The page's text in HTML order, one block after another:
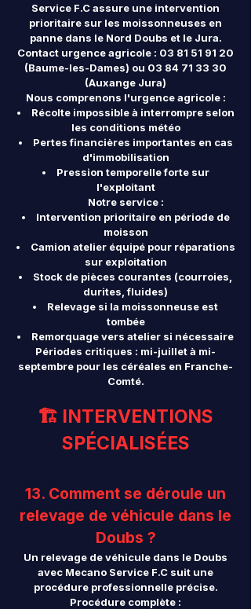
Service F.C assure une intervention
prioritaire sur les moissonneuses en
panne dans le Nord Doubs et le Jura.
Contact urgence agricole : 03 81 51 91 20
(Baume-les-Dames) ou 03 84 71 33 30
(Auxange Jura)
Nous comprenons l'urgence agricole :
Récolte impossible à interrompre selon
les conditions météo
Pertes financières importantes en cas
d'immobilisation
Pression temporelle forte sur
l'exploitant
Notre service :
Intervention prioritaire en période de
moisson
Camion atelier équipé pour réparations
sur exploitation
Stock de pièces courantes (courroies,
durites, fluides)
Relevage si la moissonneuse est
tombée
Remorquage vers atelier si nécessaire
Périodes critiques : mi-juillet à mi-
septembre pour les céréales en Franche-
Comté.
🏗️ INTERVENTIONS
SPÉCIALISÉES
13. Comment se déroule un
relevage de véhicule dans le
Doubs ?
Un relevage de véhicule dans le Doubs
avec Mecano Service F.C suit une
procédure professionnelle précise.
Procédure complète :